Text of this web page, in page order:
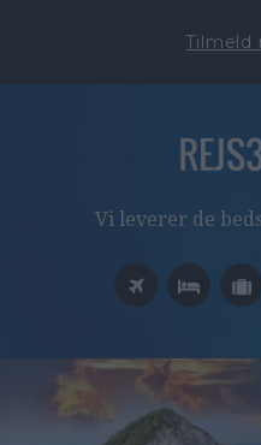
Tilmeld
Vi leverer de